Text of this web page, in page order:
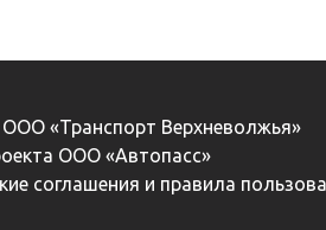
«Транспорт Верхневолжья»
ООО «Автопасс»
соглашения и правила